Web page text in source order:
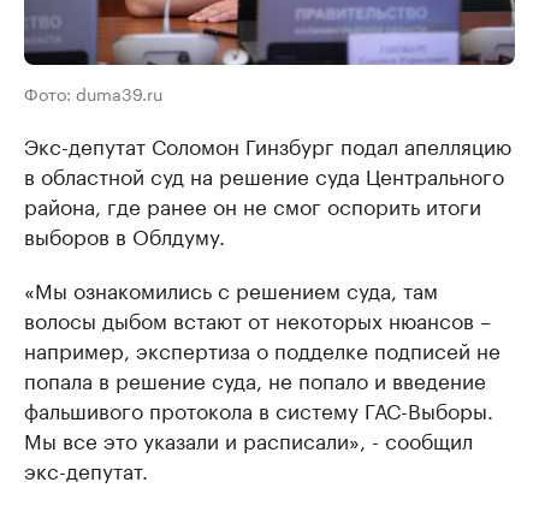
Фото: duma39.ru
Экс-депутат Соломон Гинзбург подал апелляцию
в областной суд на решение суда Центрального
района, где ранее он не смог оспорить итоги
выборов в Облдуму.
«Мы ознакомились с решением суда, там
волосы дыбом встают от некоторых нюансов –
например, экспертиза о подделке подписей не
попала в решение суда, не попало и введение
фальшивого протокола в систему ГАС-Выборы.
Мы все это указали и расписали», - сообщил
экс-депутат.